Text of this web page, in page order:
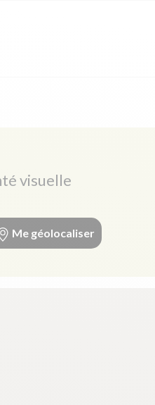
visuelle
Me géolocaliser